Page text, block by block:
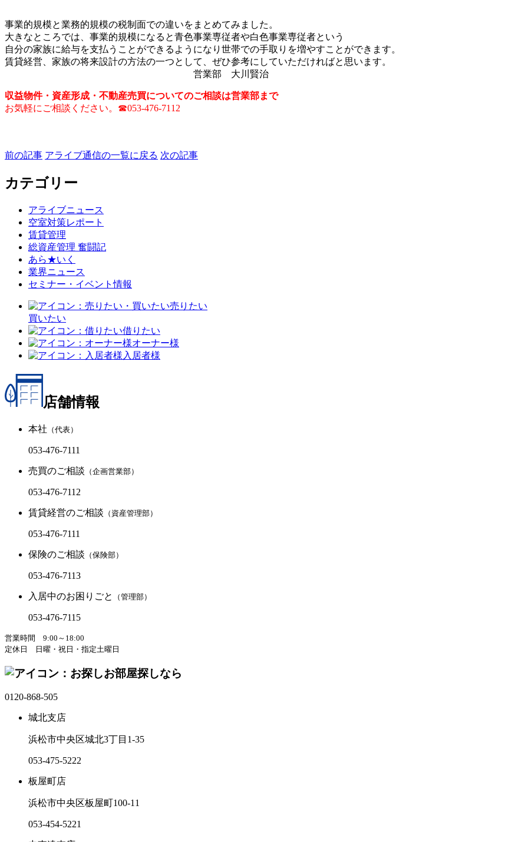
事業的規模と業務的規模の税制面での違いをまとめてみました。
大きなところでは、事業的規模になると青色事業専従者や白色事業専従者という
自分の家族に給与を支払うことができるようになり世帯での手取りを増やすことができます。
賃貸経営、家族の将来設計の方法の一つとして、ぜひ参考にしていただければと思います。
営業部 大川賢治
収益物件・資産形成・不動産売買についてのご相談は営業部まで
お気軽にご相談ください。☎053-476-7112
前の記事 アライブ通信の一覧に戻る 次の記事
カテゴリー
アライブニュース
空室対策レポート
賃貸管理
総資産管理 奮闘記
あら★いく
業界ニュース
セミナー・イベント情報
売りたい
買いたい
借りたい
オーナー様
入居者様
店舗情報
本社 （代表）
053-476-7111
売買のご相談 （企画営業部）
053-476-7112
賃貸経営のご相談 （資産管理部）
053-476-7111
保険のご相談 （保険部）
053-476-7113
入居中のお困りごと （管理部）
053-476-7115
営業時間 9:00～18:00
定休日 日曜・祝日・指定土曜日
お部屋探しなら
0120-868-505
城北支店
浜松市中央区城北3丁目1-35
053-475-5222
板屋町店
浜松市中央区板屋町100-11
053-454-5221